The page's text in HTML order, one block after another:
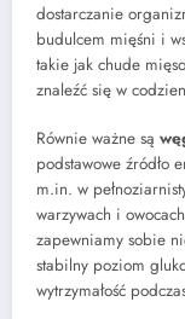
dostarczanie
budulcem mięśni i
takie jak chude
znaleźć się w
Równie ważne są
podstawowe źródło
m.in. w
warzywach i
zapewniamy sobie
stabilny poziom
wytrzymałość